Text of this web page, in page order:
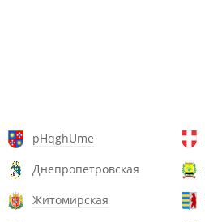
pHqghUme
Днепропетровская
Житомирская